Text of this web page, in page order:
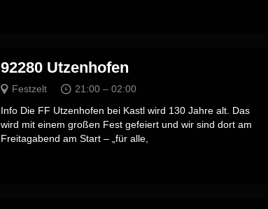
92280 Utzenhofen
Festzelt
21:00 – 02:00
Info Die FF Utzenhofen bei Kastl wird 130 Jahre alt. Das
wird mit einem großen Fest gefeiert und wir sind dort am
Freitagabend am Start – „für alle,